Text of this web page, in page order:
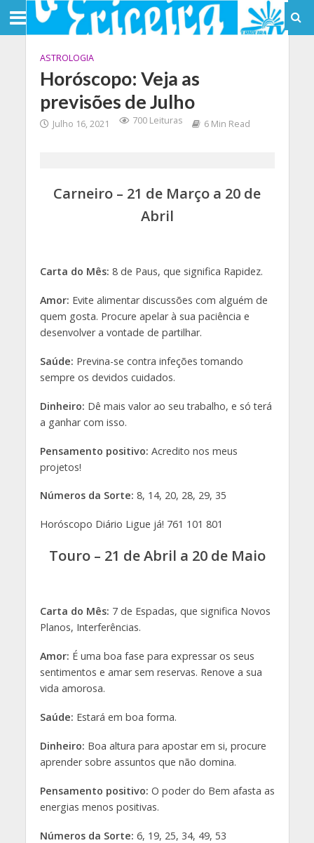
ASTROLOGIA
Horóscopo: Veja as
previsões de Julho
Julho 16, 2021 700 Leituras 6 Min Read
Carneiro – 21 de Março a 20 de
Abril
Carta do Mês: 8 de Paus, que significa Rapidez.
Amor: Evite alimentar discussões com alguém de
quem gosta. Procure apelar à sua paciência e
desenvolver a vontade de partilhar.
Saúde: Previna-se contra infeções tomando
sempre os devidos cuidados.
Dinheiro: Dê mais valor ao seu trabalho, e só terá
a ganhar com isso.
Pensamento positivo: Acredito nos meus
projetos!
Números da Sorte: 8, 14, 20, 28, 29, 35
Horóscopo Diário Ligue já! 761 101 801
Touro – 21 de Abril a 20 de Maio
Carta do Mês: 7 de Espadas, que significa Novos
Planos, Interferências.
Amor: É uma boa fase para expressar os seus
sentimentos e amar sem reservas. Renove a sua
vida amorosa.
Saúde: Estará em boa forma.
Dinheiro: Boa altura para apostar em si, procure
aprender sobre assuntos que não domina.
Pensamento positivo: O poder do Bem afasta as
energias menos positivas.
Números da Sorte: 6, 19, 25, 34, 49, 53